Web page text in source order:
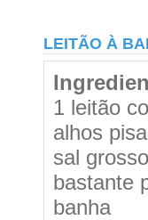
LEITÃO À
1 leitão
alhos
sal grosso
bastante
banha